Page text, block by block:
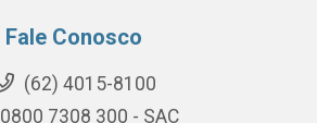
Fale Conosco
(62) 4015-8100
0800 7308 300 - SAC